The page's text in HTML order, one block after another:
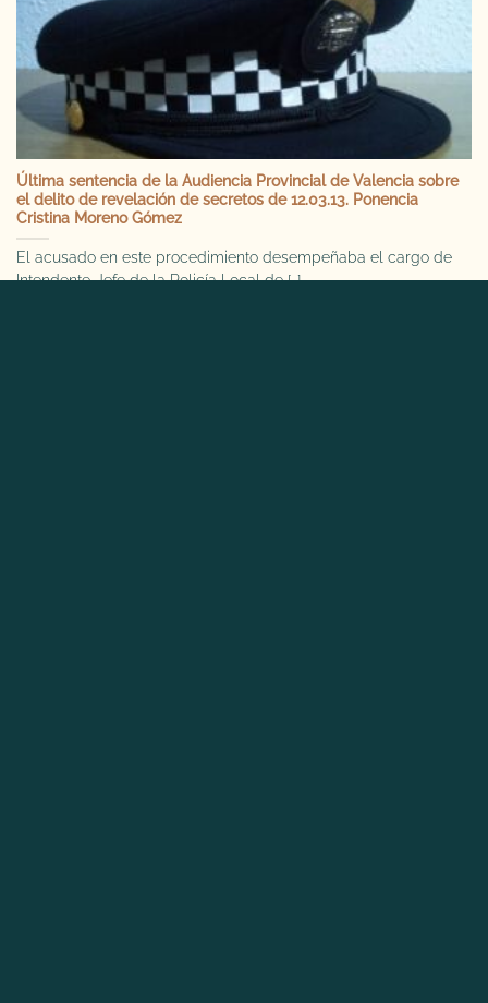
Última sentencia de la Audiencia Provincial de Valencia sobre
el delito de revelación de secretos de 12.03.13. Ponencia
Cristina Moreno Gómez
El acusado en este procedimiento desempeñaba el cargo de
Intendente-Jefe de la Policía Local de [...]